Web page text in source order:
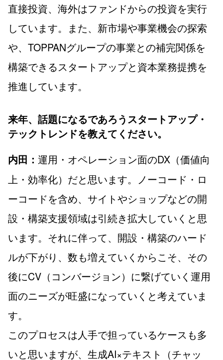
直接投資、海外はファンドからの投資を実行
しています。また、新市場や事業機会の探索
や、TOPPANグループの事業との補完関係を
構築できるスタートアップと資本業務提携を
推進しています。
来年、話題になるであろうスタートアップ・
テックトレンドを教えてください。
内田： 運用・オペレーション面のDX（価値向
上・効率化）だと思います。ノーコード・ロ
ーコードを含め、サイトやショップなどの開
設・構築支援領域は引続き拡大していくと思
います。それに伴って、開設・構築のハード
ルが下がり、数も増えていくからこそ、その
後にCV（コンバージョン）に繋げていく運用
面のニーズが旺盛になっていくと考えていま
す。
このプロセスは人手で担っているケースも多
いと思いますが、生成AI×テキスト（チャッ